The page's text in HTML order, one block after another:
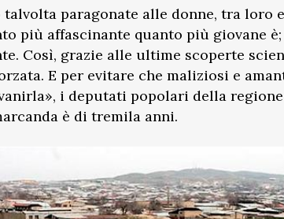
paragonate alle donne, tra loro
più affascinante quanto più giovane
Così, grazie alle ultime scoperte
E per evitare che maliziosi e
i deputati popolari della regione
è di tremila anni.